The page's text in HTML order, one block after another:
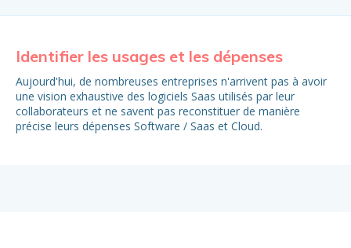
Identifier les usages et les dépenses
Aujourd'hui, de nombreuses entreprises n'arrivent pas à avoir
une vision exhaustive des logiciels Saas utilisés par leur
collaborateurs et ne savent pas reconstituer de manière
précise leurs dépenses Software / Saas et Cloud.